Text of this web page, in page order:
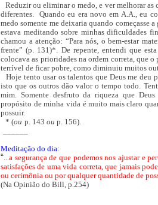
Reduzir ou eliminar o medo, e ver melhorar as
diferentes. Quando eu era novo em A.A., eu
medo somente me deixaria quando começasse
estava meditando sobre minhas dificuldades
chamou a atenção: “Para nós, o bem-estar
frente” (p. 131)*. De repente, entendi que
colocava as prioridades na ordem correta, que
terrível de ficar pobre, como diminuiu muitos
Hoje tento usar os talentos que Deus me deu
isto que os outros dão valor o tempo todo.
mim. Somente desfruto da riqueza que
propósito de minha vida é muito mais claro
possuir.
* (ou p. 143 ou p. 156).
Meditação do dia:
“...a segurança de que podemos nos ajustar e
satisfações de uma vida correta, que jamais
ou cerimônia ou por qualquer quantidade de
(Na Opinião do Bill, p.254)